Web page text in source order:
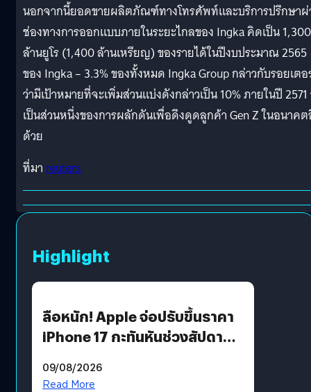
นอกจากนี้ยอดขายผลิตภัณฑ์ทางโทรศัพท์และบริการปรึกษา
ช่องทางการออกแบบภายในระยะไกลของ Ingka คิดเป็น 1,300
ล้านยูโร (1,400 ล้านเหรียญ) ของรายได้ในปีงบประมาณ 2565
ของ Ingka – 3.3% ของทั้งหมด Ingka Group กล่าวกับรอยเตอ
ว่ามีเป้าหมายที่จะเพิ่มส่วนแบ่งดังกล่าวเป็น 10% ภายในปี
เป็นส่วนหนึ่งของการผลักดันเพื่อดึงดูดลูกค้า Gen Z ในอนาค
ด้วย
ที่มาreuters
Highlight
ลือหนัก! Apple จ่อปรับขึ้นราคา
iPhone 17 กะทันหันช่วงสัปดาห์ที่
09/08/2026
Read More